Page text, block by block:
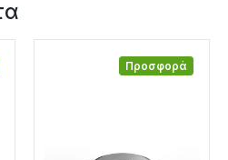
Προσφορά